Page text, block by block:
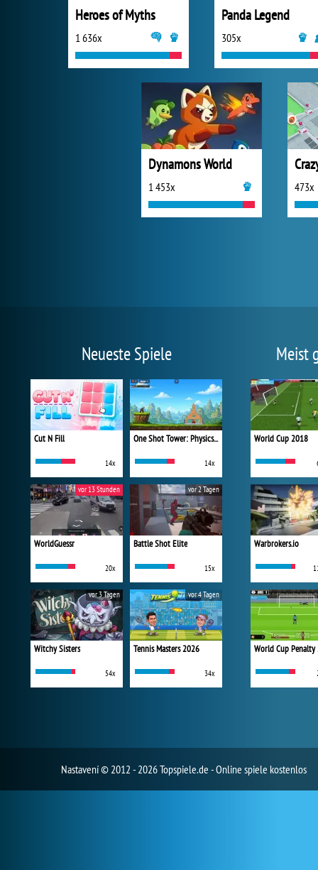
Heroes of Myths
1 636x
Panda Legend
305x
Dynamons World
1 453x 473x
Neueste Spiele
Cut N Fill
14x
One Shot Tower: Physics Destroyer
14x
WorldGuessr
20x
vor 13 Stunden
Battle Shot Elite
15x
vor 2 Tagen
Witchy Sisters
54x
vor 3 Tagen
Tennis Masters 2026
34x
vor 4 Tagen
Meist
World Cup 2018
Warbrokers.io
World Cup
Nastavení© 2012 - 2026 Topspiele.de - Online spiele kostenlos